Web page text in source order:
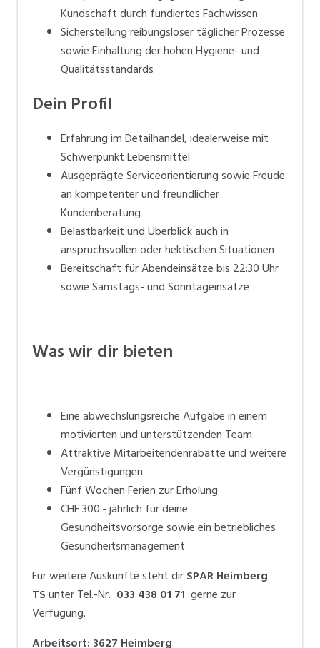
Kundschaft durch fundiertes Fachwissen
Sicherstellung reibungsloser täglicher Prozesse
sowie Einhaltung der hohen Hygiene- und
Qualitätsstandards
Dein Profil
Erfahrung im Detailhandel, idealerweise mit
Schwerpunkt Lebensmittel
Ausgeprägte Serviceorientierung sowie Freude
an kompetenter und freundlicher
Kundenberatung
Belastbarkeit und Überblick auch in
anspruchsvollen oder hektischen Situationen
Bereitschaft für Abendeinsätze bis 22:30 Uhr
sowie Samstags- und Sonntageinsätze
Was wir dir bieten
Eine abwechslungsreiche Aufgabe in einem
motivierten und unterstützenden Team
Attraktive Mitarbeitendenrabatte und weitere
Vergünstigungen
Fünf Wochen Ferien zur Erholung
CHF 300.- jährlich für deine
Gesundheitsvorsorge sowie ein betriebliches
Gesundheitsmanagement
Für weitere Auskünfte steht dirSPAR Heimberg
TSunter Tel.-Nr. 033 438 01 71 gerne zur
Verfügung.
Arbeitsort: 3627 Heimberg